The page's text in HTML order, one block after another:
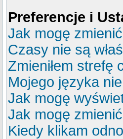
Preferencje i
Jak mogę
Czasy nie są
Zmieniłem strefę
Mojego języka
Jak mogę
Jak mogę
Kiedy klikam